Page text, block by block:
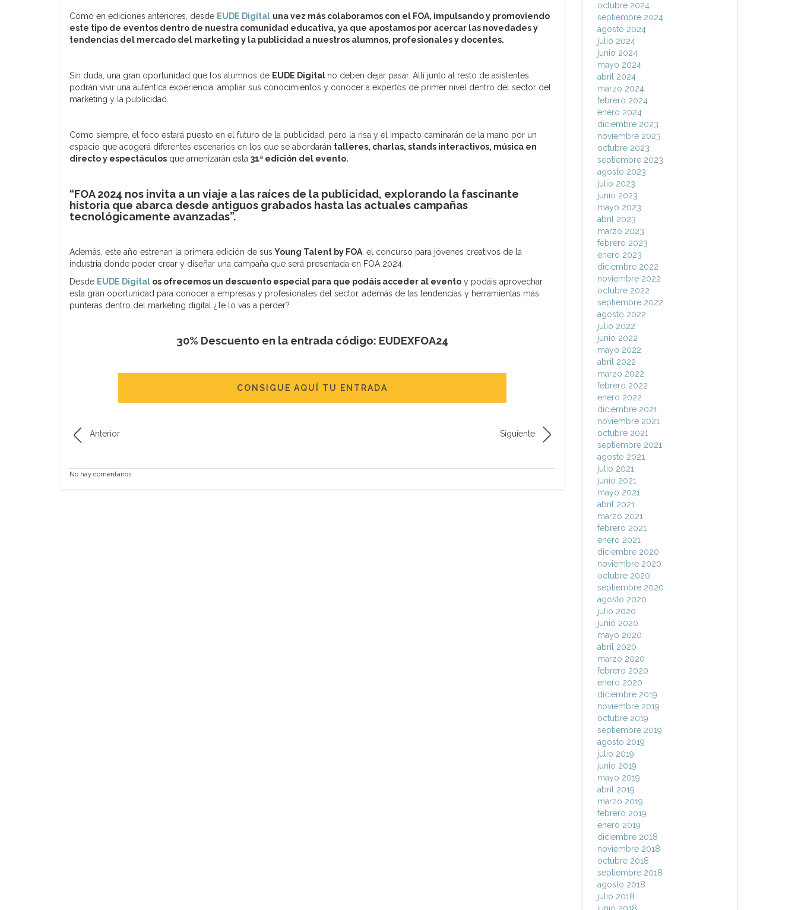
Como en ediciones anteriores, desde EUDE Digital una vez más colaboramos con el FOA, impulsando y promoviendo
este tipo de eventos dentro de nuestra comunidad educativa, ya que apostamos por acercar las novedades y
tendencias del mercado del marketing y la publicidad a nuestros alumnos, profesionales y docentes.
Sin duda, una gran oportunidad que los alumnos de EUDE Digital no deben dejar pasar. Allí junto al resto de asistentes
podrán vivir una auténtica experiencia, ampliar sus conocimientos y conocer a expertos de primer nivel dentro del sector del
marketing y la publicidad.
Como siempre, el foco estará puesto en el futuro de la publicidad, pero la risa y el impacto caminarán de la mano por un
espacio que acogerá diferentes escenarios en los que se abordarán talleres, charlas, stands interactivos, música en
directo y espectáculos que amenizarán esta 31ª edición del evento.
“FOA 2024 nos invita a un viaje a las raíces de la publicidad, explorando la fascinante
historia que abarca desde antiguos grabados hasta las actuales campañas
tecnológicamente avanzadas”.
Además, este año estrenan la primera edición de sus Young Talent by FOA , el concurso para jóvenes creativos de la
industria donde poder crear y diseñar una campaña que será presentada en FOA 2024.
Desde EUDE Digital os ofrecemos un descuento especial para que podáis acceder al evento y podáis aprovechar
esta gran oportunidad para conocer a empresas y profesionales del sector, además de las tendencias y herramientas más
punteras dentro del marketing digital ¿Te lo vas a perder?
30% Descuento en la entrada código: EUDEXFOA24
CONSIGUE AQUÍ TU ENTRADA
Anterior Siguiente
No hay comentarios
octubre 2024
septiembre 2024
agosto 2024
julio 2024
junio 2024
mayo 2024
abril 2024
marzo 2024
febrero 2024
enero 2024
diciembre 2023
noviembre 2023
octubre 2023
septiembre 2023
agosto 2023
julio 2023
junio 2023
mayo 2023
abril 2023
marzo 2023
febrero 2023
enero 2023
diciembre 2022
noviembre 2022
octubre 2022
septiembre 2022
agosto 2022
julio 2022
junio 2022
mayo 2022
abril 2022
marzo 2022
febrero 2022
enero 2022
diciembre 2021
noviembre 2021
octubre 2021
septiembre 2021
agosto 2021
julio 2021
junio 2021
mayo 2021
abril 2021
marzo 2021
febrero 2021
enero 2021
diciembre 2020
noviembre 2020
octubre 2020
septiembre 2020
agosto 2020
julio 2020
junio 2020
mayo 2020
abril 2020
marzo 2020
febrero 2020
enero 2020
diciembre 2019
noviembre 2019
octubre 2019
septiembre 2019
agosto 2019
julio 2019
junio 2019
mayo 2019
abril 2019
marzo 2019
febrero 2019
enero 2019
diciembre 2018
noviembre 2018
octubre 2018
septiembre 2018
agosto 2018
julio 2018